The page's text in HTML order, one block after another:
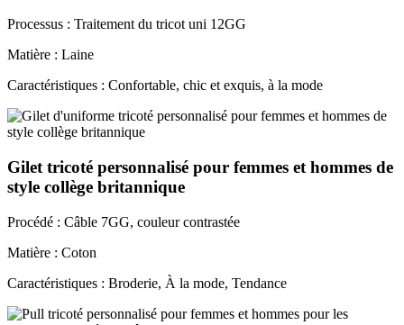
Processus : Traitement du tricot uni 12GG
Matière : Laine
Caractéristiques : Confortable, chic et exquis, à la mode
Gilet tricoté personnalisé pour femmes et hommes de
style collège britannique
Procédé : Câble 7GG, couleur contrastée
Matière : Coton
Caractéristiques : Broderie, À la mode, Tendance